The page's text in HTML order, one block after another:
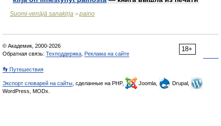
Suomi-venäjä sanakirja > paino
18+
© Академик, 2000-2026
Обратная связь: Техподдержка Реклама на сайте
👣 Путешествия
Экспорт словарей на сайты , сделанные на PHP, Joomla,
Drupal,
WordPress, MODx.